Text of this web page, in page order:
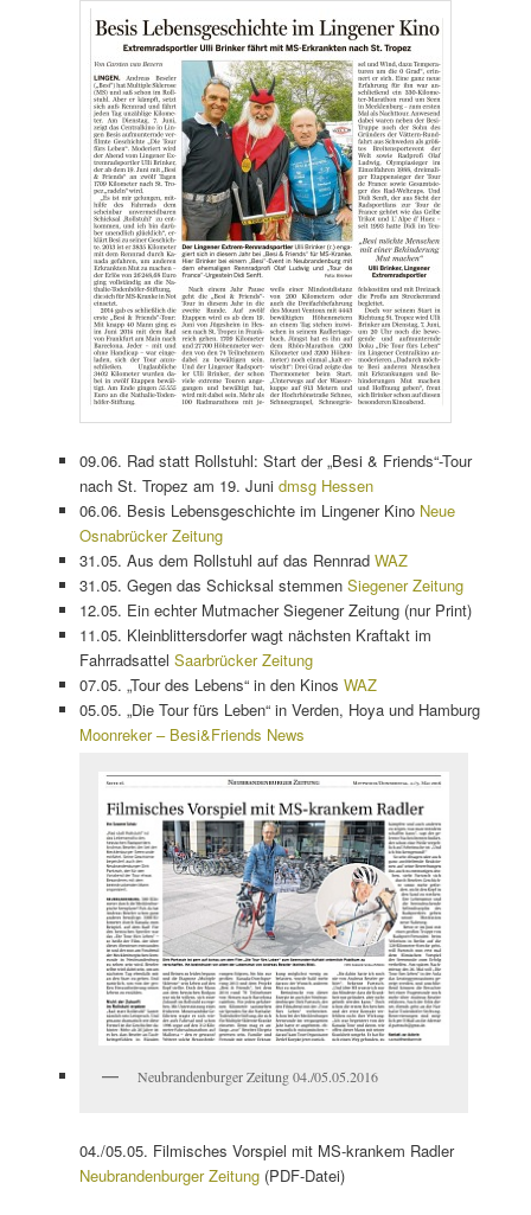
09.06. Rad statt Rollstuhl: Start der „Besi & Friends“-Tour
nach St. Tropez am 19. Juni dmsg Hessen
06.06. Besis Lebensgeschichte im Lingener Kino Neue
Osnabrücker Zeitung
31.05. Aus dem Rollstuhl auf das Rennrad WAZ
31.05. Gegen das Schicksal stemmen Siegener Zeitung
12.05. Ein echter Mutmacher Siegener Zeitung (nur Print)
11.05. Kleinblittersdorfer wagt nächsten Kraftakt im
Fahrradsattel Saarbrücker Zeitung
07.05. „Tour des Lebens“ in den Kinos WAZ
05.05. „Die Tour fürs Leben“ in Verden, Hoya und Hamburg
Moonreker – Besi&Friends News
Neubrandenburger Zeitung 04./05.05.2016
04./05.05. Filmisches Vorspiel mit MS-krankem Radler
Neubrandenburger Zeitung(PDF-Datei)